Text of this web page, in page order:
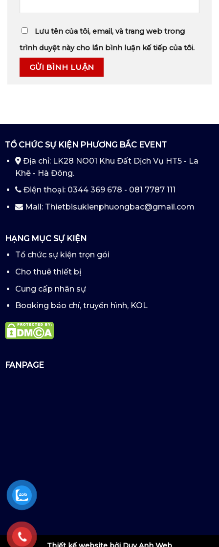
Lưu tên của tôi, email, và trang web trong
trình duyệt này cho lần bình luận kế tiếp của tôi.
TỔ CHỨC SỰ KIỆN PHƯƠNG BẮC EVENT
Địa chỉ: LK28 NO01 Khu Đất Dịch Vụ HT5 - La
Khê - Hà Đông.
Điện thoại: 0344 369 678 - 081 7787 111
Mail: Thietbisukienphuongbac@gmail.com
HẠNG MỤC SỰ KIỆN
Tổ chức sự kiện trọn gói
Cho thuê thiết bị
Cung cấp nhân sự
Booking báo chí, truyền hình, KOL
FANPAGE